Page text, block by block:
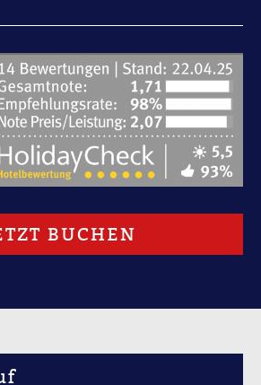
BUCHEN